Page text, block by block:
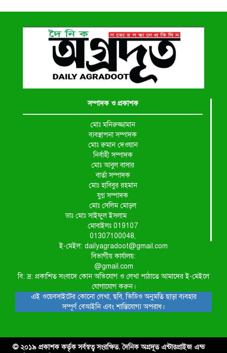
সম্পাদক ও প্রকাশক
মোঃ মনিরুজ্জামান
ব্যবস্থাপনা সম্পাদক
মোঃ রুমান দেওয়ান
নির্বাহী সম্পাদক
মোঃ আবুল বাসার
বার্তা সম্পাদক
মোঃ হাবিবুর রহমান
যুগ্ন সম্পাদক
মোঃ সেলিম মোড়ল
ডাঃ মোঃ সাইফুল ইসলাম
মোবাইলঃ 019107
01307100048,
ই-মেইল: dailyagradoot@gmail.com
বিভাগীয় কার্যালয়:
@gmail.com
বি: দ্র: প্রকাশিত সংবাদে কোন অভিযোগ ও লেখা পাঠাতে আমাদের ই-মেইলে
যোগাযোগ করুন।
এই ওয়েবসাইটের কোনো লেখা, ছবি, ভিডিও অনুমতি ছাড়া ব্যবহার
সম্পূর্ণ বেআইনি এবং শাস্তিযোগ্য অপরাধ।
© ২০১৯ প্রকাশক কর্তৃক সর্বস্বত্ব সংরক্ষিত. দৈনিক অগ্রদূত এন্টারপ্রাইজ এন্ড